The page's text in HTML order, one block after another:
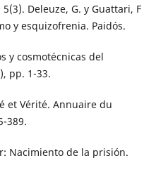
Deleuze, G. y Guattari, F
y esquizofrenia. Paidós.
y cosmotécnicas del
pp. 1-33.
et Vérité. Annuaire du
389.
Nacimiento de la prisión.